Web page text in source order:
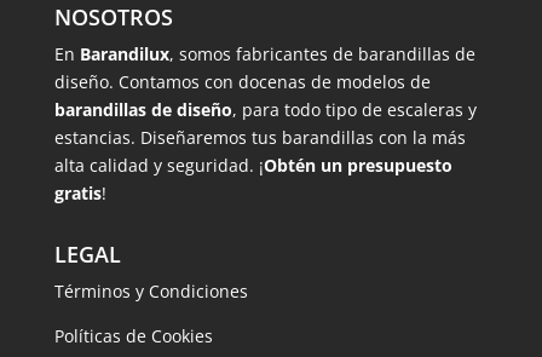
NOSOTROS
En Barandilux, somos fabricantes de barandillas de
diseño. Contamos con docenas de modelos de
barandillas de diseño, para todo tipo de escaleras y
estancias. Diseñaremos tus barandillas con la más
alta calidad y seguridad. ¡Obtén un presupuesto
gratis!
LEGAL
Términos y Condiciones
Políticas de Cookies